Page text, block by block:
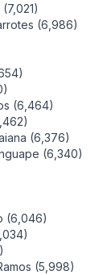
(6,986)
(6,464)
(6,376)
(6,340)
(6,046)
(5,998)